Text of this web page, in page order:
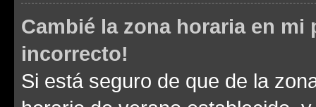
Cambié la zona horaria en
incorrecto!
Si está seguro de que de la